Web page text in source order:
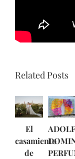
Related Posts
El
casamiento
de